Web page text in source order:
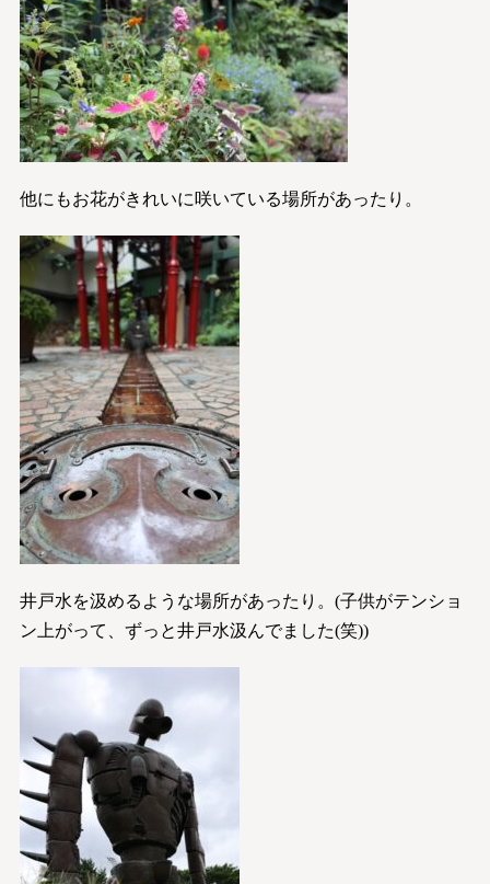
他にもお花がきれいに咲いている場所があったり。
井戸水を汲めるような場所があったり。(子供がテンショ
ン上がって、ずっと井戸水汲んでました(笑))